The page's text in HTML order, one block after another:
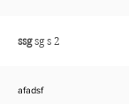
ssgsg s 2
afadsf